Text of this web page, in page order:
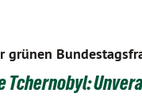
grünen
Tchernobyl: